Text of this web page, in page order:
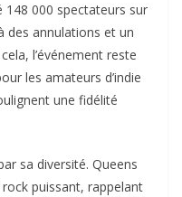
148 000 spectateurs sur
des annulations et un
l’événement reste
les amateurs d’indie
une fidélité
sa diversité. Queens
puissant, rappelant